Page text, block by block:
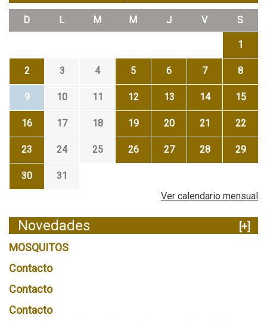
D L M M J V S
1
2 3 4 5 6 7 8
9 10 11 12 13 14 15
16 17 18 19 20 21 22
23 24 25 26 27 28 29
30
31
Ver calendario mensual
Novedades
[+]
MOSQUITOS
Contacto
Contacto
Contacto